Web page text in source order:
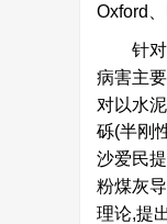
Oxford
针
病害主
对以水
砾(半刚
沙爱民
粉煤灰
理论,提